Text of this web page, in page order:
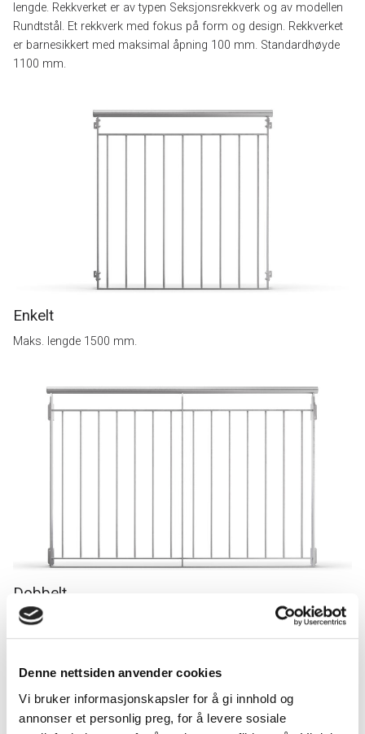
Denne nettsiden anvender cookies
Vi bruker informasjonskapsler for å gi innhold og
annonser et personlig preg, for å levere sosiale
lengde. Rekkverket er av typen Seksjonsrekkverk og av modellen
Rundtstål. Et rekkverk med fokus på form og design. Rekkverket
er barnesikkert med maksimal åpning 100 mm. Standardhøyde
1100 mm.
Enkelt
Maks. lengde 1500 mm.
Dobbelt
Maks. lengde 2500 mm.
Håndløper
Håndløperen er integrert med resten av konstruksjonen. Som